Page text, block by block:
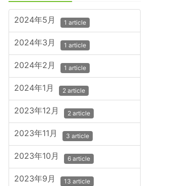
2024年5月 1 article
2024年3月 1 article
2024年2月 1 article
2024年1月 2 article
2023年12月 2 article
2023年11月 3 article
2023年10月 6 article
2023年9月 13 article